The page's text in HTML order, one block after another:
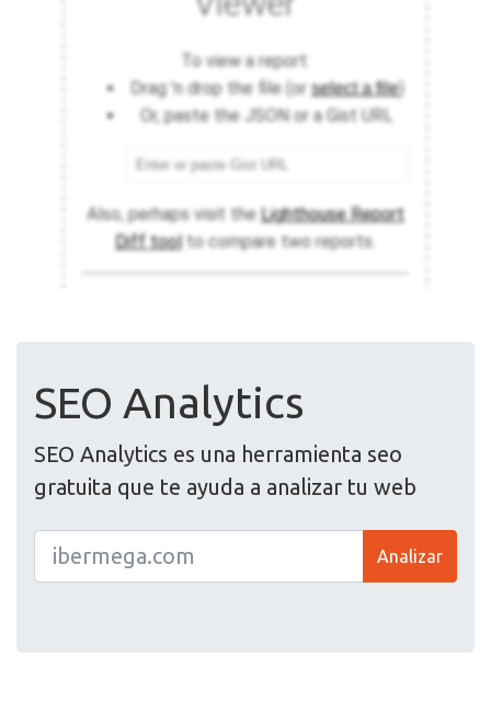
SEO Analytics
SEO Analytics es una herramienta seo
gratuita que te ayuda a analizar tu web
Analizar